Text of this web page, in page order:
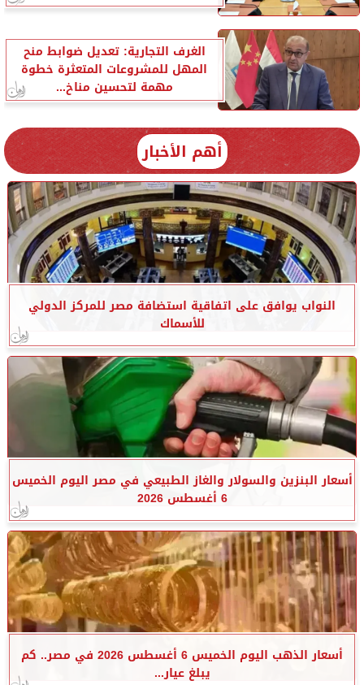
الغرف التجارية: تعديل ضوابط منح
المهل للمشروعات المتعثرة خطوة
مهمة لتحسين مناخ...
أهم الأخبار
النواب يوافق على اتفاقية استضافة مصر للمركز الدولي
للأسماك
أسعار البنزين والسولار والغاز الطبيعي في مصر اليوم الخميس
6 أغسطس 2026
أسعار الذهب اليوم الخميس 6 أغسطس 2026 في مصر.. كم
يبلغ عيار...